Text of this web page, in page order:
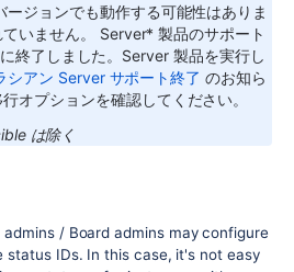
ージョンでも動作する可能性はありま
いません。 Server* 製品のサポート
に終了しました。Server 製品を実行し
シアン Server サポート終了 のお知ら
オプションを確認してください。
は除く
/ Board admins may configure
status IDs. In this case, it's not easy